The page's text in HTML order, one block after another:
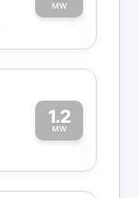
MW1
1.2
MW1